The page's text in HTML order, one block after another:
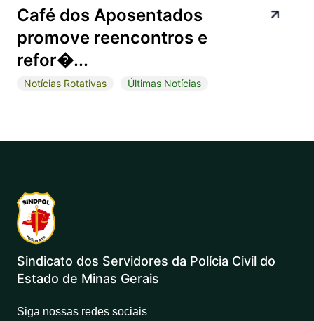
Café dos Aposentados
promove reencontros e
refor�...
Notícias Rotativas Últimas Notícias
Sindicato dos Servidores da Polícia Civil do
Estado de Minas Gerais
Siga nossas redes sociais